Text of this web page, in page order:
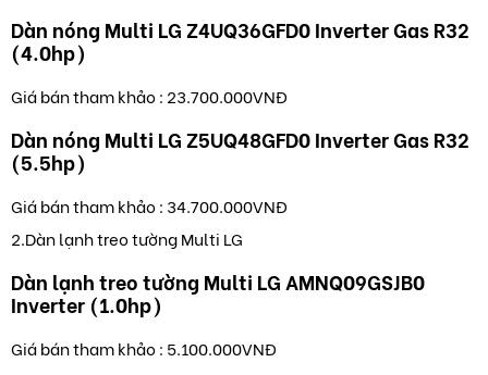
Dàn nóng Multi LG Z4UQ36GFD0 Inverter Gas R32
(4.0hp)
Giá bán tham khảo : 23.700.000VNĐ
Dàn nóng Multi LG Z5UQ48GFD0 Inverter Gas R32
(5.5hp)
Giá bán tham khảo : 34.700.000VNĐ
2.Dàn lạnh treo tường Multi LG
Dàn lạnh treo tường Multi LG AMNQ09GSJB0
Inverter (1.0hp)
Giá bán tham khảo : 5.100.000VNĐ